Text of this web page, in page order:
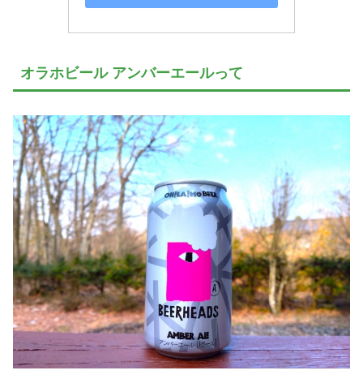
オラホビール アンバーエールって